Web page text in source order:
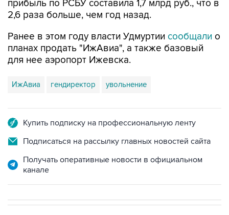
прибыль по РСБУ составила 1,7 млрд руб., что в
2,6 раза больше, чем год назад.
Ранее в этом году власти Удмуртии сообщали о
планах продать "ИжАвиа", а также базовый
для нее аэропорт Ижевска.
ИжАвиа гендиректор увольнение
Купить подписку на профессиональную ленту
Подписаться на рассылку главных новостей сайта
Получать оперативные новости в официальном
канале